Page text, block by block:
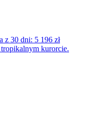
z 30 dni: 5 196 zł